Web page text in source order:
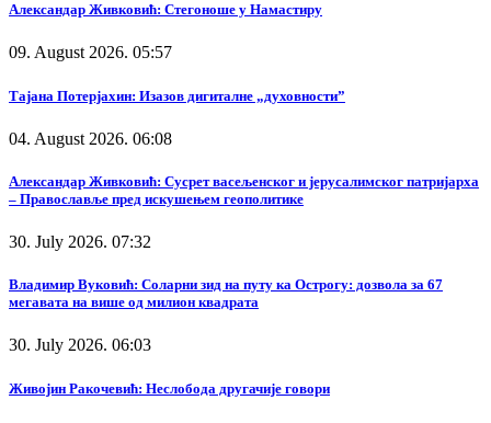
Александар Живковић: Стегоноше у Намастиру
09. August 2026. 05:57
Тајана Потерјахин: Изазов дигиталне „духовности”
04. August 2026. 06:08
Александар Живковић: Сусрет васељенског и јерусалимског патријарха
– Православље пред искушењем геополитике
30. July 2026. 07:32
Владимир Вуковић: Соларни зид на путу ка Острогу: дозвола за 67
мегавата на више од милион квадрата
30. July 2026. 06:03
Живојин Ракочевић: Неслобода другачије говори